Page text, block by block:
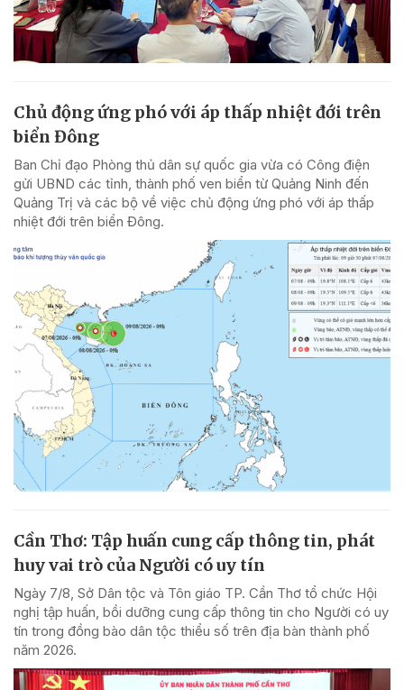
Chủ động ứng phó với áp thấp nhiệt đới trên
biển Đông
Ban Chỉ đạo Phòng thủ dân sự quốc gia vừa có Công điện
gửi UBND các tỉnh, thành phố ven biển từ Quảng Ninh đến
Quảng Trị và các bộ về việc chủ động ứng phó với áp thấp
nhiệt đới trên biển Đông.
Cần Thơ: Tập huấn cung cấp thông tin, phát
huy vai trò của Người có uy tín
Ngày 7/8, Sở Dân tộc và Tôn giáo TP. Cần Thơ tổ chức Hội
nghị tập huấn, bồi dưỡng cung cấp thông tin cho Người có uy
tín trong đồng bào dân tộc thiểu số trên địa bàn thành phố
năm 2026.